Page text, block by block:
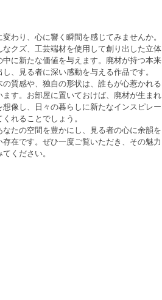
わり、心に響く瞬間を感じてみませんか。
なクズ、工芸端材を使用して創り出した立体
中に新たな価値を与えます。廃材が持つ本来
、見る者に深い感動を与える作品です。
の質感や、独自の形状は、誰もが心惹かれる
ます。お部屋に置いておけば、廃材が生まれ
想像し、日々の暮らしに新たなインスピレー
れることでしょう。
なたの空間を豊かにし、見る者の心に余韻を
存在です。ぜひ一度ご覧いただき、その魅力
ください。